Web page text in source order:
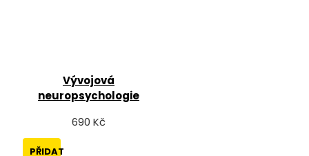
Vývojová
neuropsychologie
690 Kč
PŘIDAT